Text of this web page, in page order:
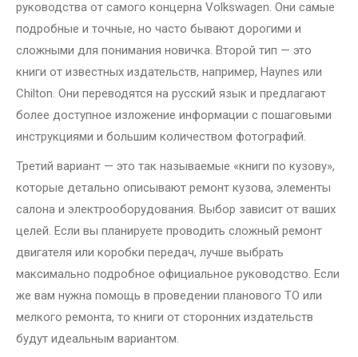
руководства от самого концерна Volkswagen. Они самые
подробные и точные, но часто бывают дорогими и
сложными для понимания новичка. Второй тип — это
книги от известных издательств, например, Haynes или
Chilton. Они переводятся на русский язык и предлагают
более доступное изложение информации с пошаговыми
инструкциями и большим количеством фотографий.
Третий вариант — это так называемые «книги по кузову»,
которые детально описывают ремонт кузова, элементы
салона и электрооборудования. Выбор зависит от ваших
целей. Если вы планируете проводить сложный ремонт
двигателя или коробки передач, лучше выбрать
максимально подробное официальное руководство. Если
же вам нужна помощь в проведении планового ТО или
мелкого ремонта, то книги от сторонних издательств
будут идеальным вариантом.